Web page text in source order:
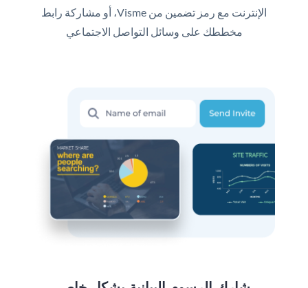
الإنترنت مع رمز تضمين من Visme، أو مشاركة رابط
مخططك على وسائل التواصل الاجتماعي